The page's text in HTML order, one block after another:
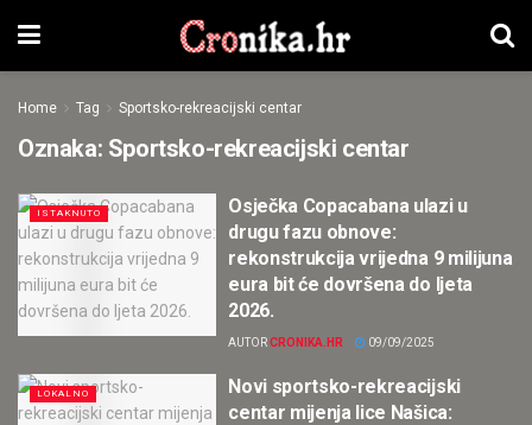
Home Tag Sportsko-rekreacijski centar
Oznaka: Sportsko-rekreacijski centar
ISTAKNUTO
Osječka Copacabana ulazi u
drugu fazu obnove:
rekonstrukcija vrijedna 9 milijuna
eura bit će dovršena do ljeta
2026.
AUTORCRONIKA.HR 09/09/2025
LOKALNO
Novi sportsko-rekreacijski
centar mijenja lice Našica: